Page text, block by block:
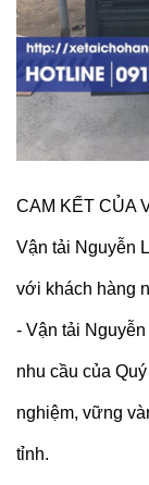
CAM KẾT CỦA
Vận tải Nguyễn
với khách hàng
- Vận tải
nhu cầu của
nghiệm, vững
tỉnh.